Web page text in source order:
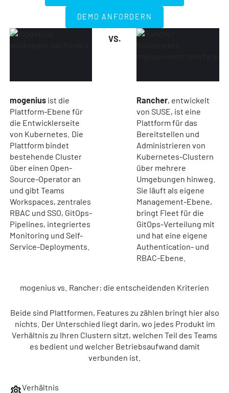
DEMO ANFORDERN
DEMO ANFORDERN
VS.
mogenius ist die
Plattform-Ebene für
die Entwicklerseite
von Kubernetes. Die
Plattform bindet
bestehende Cluster
über einen Open-
Source-Operator an
und gibt Teams
Workspaces, zentrales
RBAC und SSO, GitOps-
Pipelines, integriertes
Monitoring und Self-
Service-Deployments.
Rancher, entwickelt
von SUSE, ist eine
Plattform für das
Bereitstellen und
Administrieren von
Kubernetes-Clustern
über mehrere
Umgebungen hinweg.
Sie läuft als eigene
Management-Ebene,
bringt Fleet für die
GitOps-Verteilung mit
und hat eine eigene
Authentication- und
RBAC-Ebene.
mogenius vs. Rancher: die entscheidenden Kriterien
Beide sind Plattformen, Features zu zählen bringt hier also
nichts. Der Unterschied liegt darin, wo jedes Produkt im
Verhältnis zu Ihren Clustern sitzt, welchen Teil des Teams
es bedient und welcher Betriebsaufwand damit
verbunden ist.
Verhältnis